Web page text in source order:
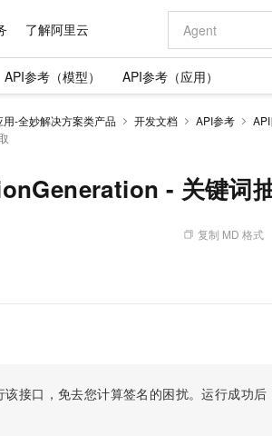
了解阿里云
API参考（模型） API参考（应用）
用-全妙解决方案类产品 开发文档 API参考
- 关键词
复制 MD 格式
该接口，免去您计算签名的困扰。运行成功
大模型
5.2
图片和
Wan2.7-
站
OSS
式管理容器应用的 K8s 服务
云数据库 RDS
云原生的云上
AI翻译排版一步到位
：长任务时代开源旗舰模型 即刻拥有
普惠权益
OPC 创新助力计划
名，送备案服务码
AI 场景体
AI 电商营销
0 代码专业建
AI助力短剧漫
算器
配和估算价格
势
配置报价
API 基础软件
宝塔 Linux
CentOS
Docker
Ubuntu
品伙伴
集成认证中心
产品伙伴
云存储合作计
数据库合作
值服务
计划
阿里云认证
全部认证
训练营
践 市场活动
云栖大会
活动全景